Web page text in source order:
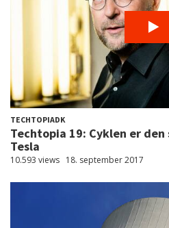
TECHTOPIADK
Techtopia 19: Cyklen er
Tesla
10.593 views 18. september 2017